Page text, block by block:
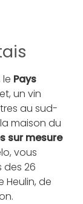
Pays
un vin
au sud-
maison du
sur mesure
vous
des 26
Heulin, de